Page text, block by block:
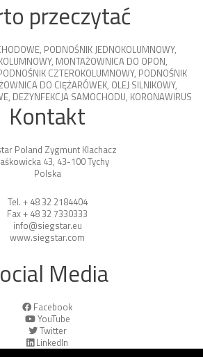
przeczytać
, PODNOŚNIK JEDNOKOLUMNOWY,
, MONTAŻOWNICA DO OPON,
CZTEROKOLUMNOWY, PODNOŚNIK
DO CIĘŻARÓWEK, OLEJ SILNIKOWY,
, DEZYNFEKCJA SAMOCHODU, KORONAWIRUS
Kontakt
Poland Zygmunt Klachacz
43, 43-100 Tychy
Polska
Tel. + 48 32 2184404
Fax + 48 32 7330333
info@siegstar.eu
www.siegstar.com
Media
Facebook
YouTube
Twitter
LinkedIn